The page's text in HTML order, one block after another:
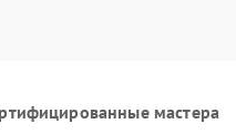
мастера